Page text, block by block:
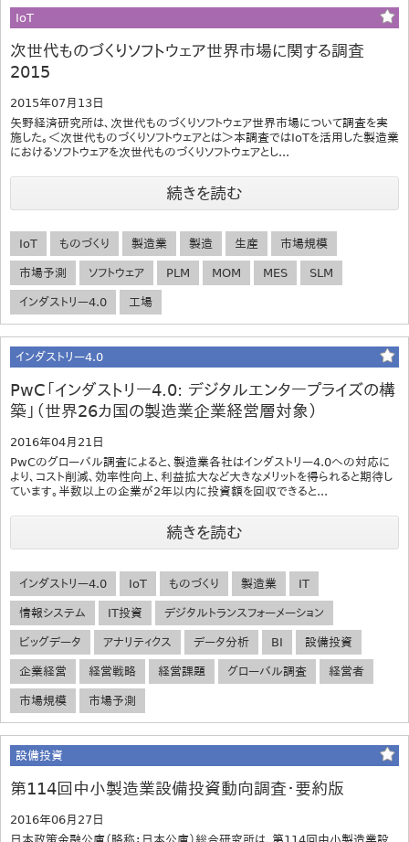
IoT
次世代ものづくりソフトウェア世界市場に関する調査
2015
2015年07月13日
矢野経済研究所は、次世代ものづくりソフトウェア世界市場について調査を実
施した。＜次世代ものづくりソフトウェアとは＞本調査ではIoTを活用した製造業
におけるソフトウェアを次世代ものづくりソフトウェアとし...
続きを読む
IoT ものづくり 製造業 製造 生産 市場規模
市場予測 ソフトウェア PLM MOM MES SLM
インダストリー4.0 工場
インダストリー4.0
PwC「インダストリー4.0: デジタルエンタープライズの構
築」（世界26カ国の製造業企業経営層対象）
2016年04月21日
PwCのグローバル調査によると、製造業各社はインダストリー4.0への対応に
より、コスト削減、効率性向上、利益拡大など大きなメリットを得られると期待し
ています。半数以上の企業が2年以内に投資額を回収できると...
続きを読む
インダストリー4.0 IoT ものづくり 製造業 IT
情報システム IT投資 デジタルトランスフォーメーション
ビッグデータ アナリティクス データ分析 BI 設備投資
企業経営 経営戦略 経営課題 グローバル調査 経営者
市場規模 市場予測
設備投資
第114回中小製造業設備投資動向調査・要約版
2016年06月27日
日本政策金融公庫（略称：日本公庫）総合研究所は、第114回中小製造業設